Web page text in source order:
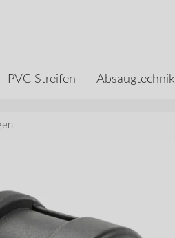
PVC Streifen Absaugtechnik